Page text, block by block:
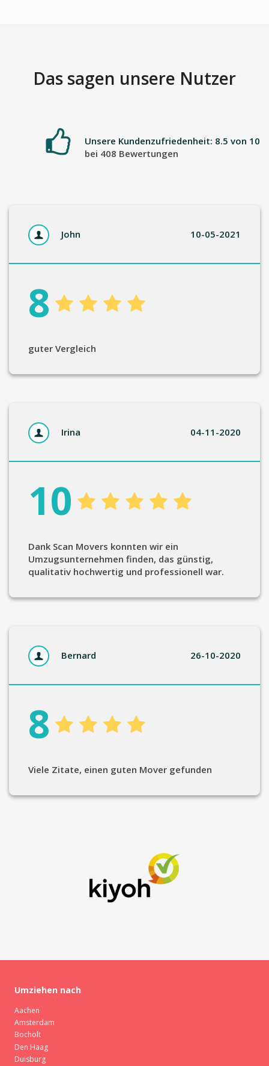
Das sagen unsere Nutzer
Unsere Kundenzufriedenheit: 8.5 von 10
bei 408 Bewertungen
John 10-05-2021
8
guter Vergleich
Irina 04-11-2020
10
Dank Scan Movers konnten wir ein
Umzugsunternehmen finden, das günstig,
qualitativ hochwertig und professionell war.
Bernard 26-10-2020
8
Viele Zitate, einen guten Mover gefunden
Umziehen nach
Aachen
Amsterdam
Bocholt
Den Haag
Duisburg